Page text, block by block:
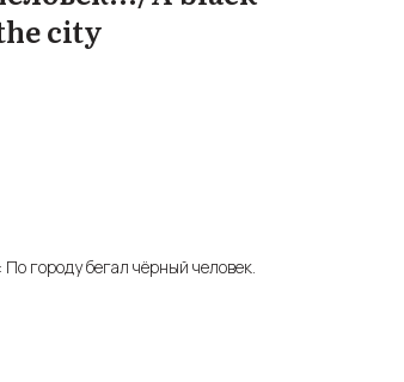
city
городу бегал чёрный человек.